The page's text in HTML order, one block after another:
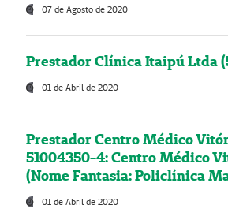
07 de Agosto de 2020
Prestador Clínica Itaipú Ltda
01 de Abril de 2020
Prestador Centro Médico
51004350-4: Centro Médico
(Nome Fantasia: Policlínica
01 de Abril de 2020